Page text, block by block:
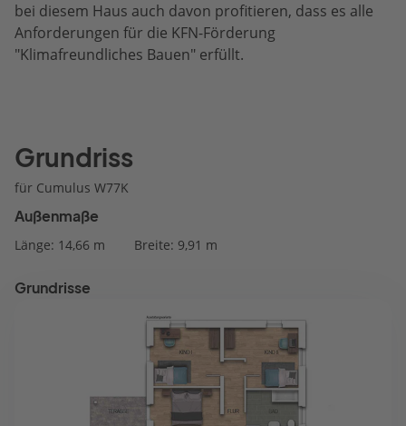
bei diesem Haus auch davon profitieren, dass es alle
Anforderungen für die KFN-Förderung
"Klimafreundliches Bauen" erfüllt.
Grundriss
für Cumulus W77K
Außenmaße
Länge: 14,66 m Breite: 9,91 m
Grundrisse